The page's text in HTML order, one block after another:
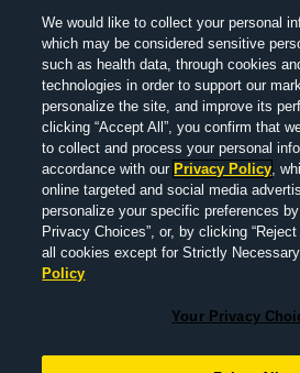
> Acerca de Nosotros > Contáctenos
Política de privacidad > MedInfo Your
© 2022 F. Hoffmann-La Roche Ltd M-
PREPARACIÓN: MARZO 2022
audiencia pública, fuera de los
We would like to collect your personal
which may be considered sensitive
such as health data, through cookies
technologies in order to support our
personalize the site, and improve its
clicking “Accept All”, you confirm that
to collect and process your personal
accordance with our Privacy Policy,
online targeted and social media
personalize your specific preferences
Privacy Choices”, or, by clicking
all cookies except for Strictly
Policy
Your Privacy